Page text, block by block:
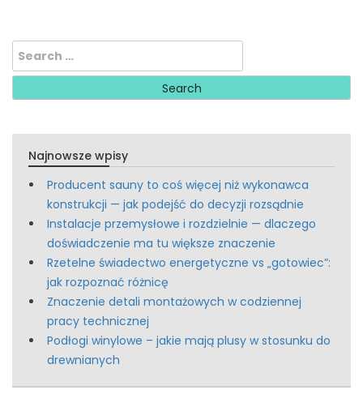
Search
for:
Najnowsze wpisy
Producent sauny to coś więcej niż wykonawca
konstrukcji — jak podejść do decyzji rozsądnie
Instalacje przemysłowe i rozdzielnie — dlaczego
doświadczenie ma tu większe znaczenie
Rzetelne świadectwo energetyczne vs „gotowiec”:
jak rozpoznać różnicę
Znaczenie detali montażowych w codziennej
pracy technicznej
Podłogi winylowe – jakie mają plusy w stosunku do
drewnianych